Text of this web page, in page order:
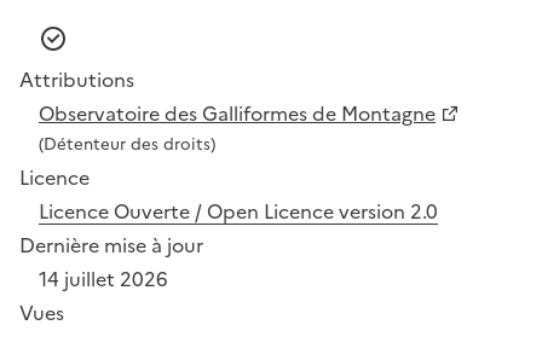
Attributions
Observatoire des Galliformes de Montagne
(Détenteur des droits)
Licence
Licence Ouverte / Open Licence version 2.0
Dernière mise à jour
14 juillet 2026
Vues